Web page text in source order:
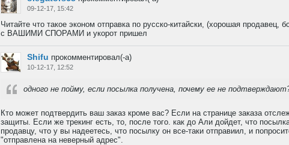
09-12-17, 15:42
Читайте что такое эконом отправка по русско-китайски, (хорошая продавец,
с ВАШИМИ СПОРАМИ и укорот пришел
Shifu прокомментировал(-а)
10-12-17, 12:52
одного не пойму, если посылка получена, почему ее не
Кто может подтвердить ваш заказ кроме вас? Если на странице заказа
защиты. Если же трекинг есть, то, после того. как до Али дойдет, что
продавцу, что у вы надеетесь, что посылку он все-таки отправиил, и
"отправлена на неверный адрес".